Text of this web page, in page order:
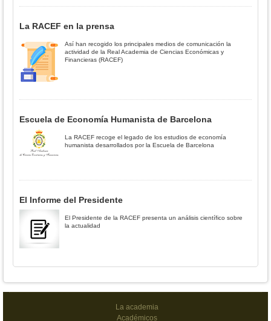
La RACEF en la prensa
Así han recogido los principales medios de comunicación la
actividad de la Real Academia de Ciencias Económicas y
Financieras (RACEF)
Escuela de Economía Humanista de Barcelona
La RACEF recoge el legado de los estudios de economía
humanista desarrollados por la Escuela de Barcelona
El Informe del Presidente
El Presidente de la RACEF presenta un análisis científico sobre
la actualidad
La academia
Académicos